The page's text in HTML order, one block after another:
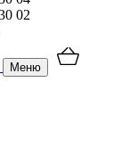
Меню